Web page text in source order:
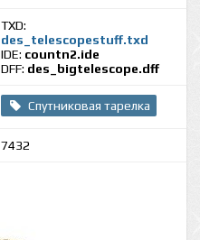
TXD:
des_telescopestuff.txd
IDE: countn2.ide
DFF: des_bigtelescope.dff
Спутниковая тарелка
7432